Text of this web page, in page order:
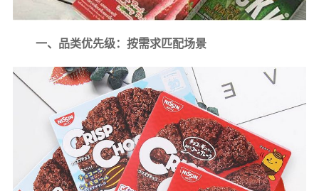
一、品类优先级：按需求匹配场景